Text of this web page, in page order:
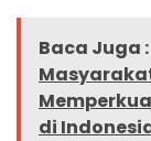
Baca Juga :
di